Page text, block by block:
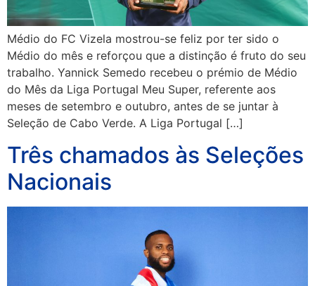
Médio do FC Vizela mostrou-se feliz por ter sido o
Médio do mês e reforçou que a distinção é fruto do seu
trabalho. Yannick Semedo recebeu o prémio de Médio
do Mês da Liga Portugal Meu Super, referente aos
meses de setembro e outubro, antes de se juntar à
Seleção de Cabo Verde. A Liga Portugal […]
Três chamados às Seleções
Nacionais